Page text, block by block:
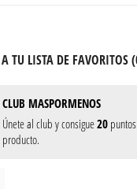
TU LISTA DE FAVORITOS (
CLUB MASPORMENOS
Únete al club y consigue20
producto.